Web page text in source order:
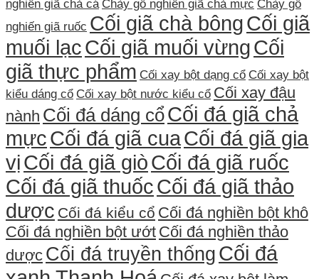
nghiến giã chả cá Chày gỗ nghiến giã chả mực Chày gỗ
nghiến giã ruốc Cối giã chà bôngCối giã
muối lạcCối giã muối vừngCối
giã thực phẩm Cối xay bột dạng cổ Cối xay bột
kiểu dáng cổ Cối xay bột nước kiểu cổ Cối xay đậu
nành Cối đá dáng cổCối đá giã chả
mựcCối đá giã cuaCối đá giã gia
vịCối đá giã giòCối đá giã ruốc
Cối đá giã thuốcCối đá giã thảo
dược Cối đá kiểu cổ Cối đá nghiền bột khô
Cối đá nghiền bột ướt Cối đá nghiền thảo
dược Cối đá truyền thốngCối đá